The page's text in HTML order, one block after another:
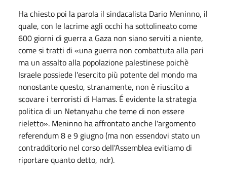
Ha chiesto poi la parola il sindacalista Dario Meninno, il
quale, con le lacrime agli occhi ha sottolineato come
600 giorni di guerra a Gaza non siano serviti a niente,
come si tratti di «una guerra non combattuta alla pari
ma un assalto alla popolazione palestinese poichè
Israele possiede l'esercito più potente del mondo ma
nonostante questo, stranamente, non è riuscito a
scovare i terroristi di Hamas. É evidente la strategia
politica di un Netanyahu che teme di non essere
rieletto». Meninno ha affrontato anche l'argomento
referendum 8 e 9 giugno (ma non essendovi stato un
contradditorio nel corso dell'Assemblea evitiamo di
riportare quanto detto, ndr).